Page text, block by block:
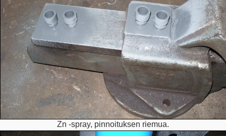
Zn -spray, pinnoituksen riemua.